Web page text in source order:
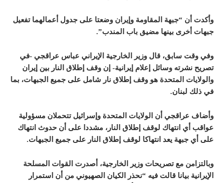
وأكدت أن “جبهة المقاومة وإيران وضعتا على جدول أعمالهما تفعيل
جبهات أخرى بينها مضيق باب المندب”.
وفي وقت سابق، قال وزير الخارجية الإيراني عباس عراقجي -في
تصريح نشرته وسائل إعلام إيرانية- إن وقف إطلاق النار بين إيران
والولايات المتحدة هو وقف إطلاق نار شامل على جميع الجبهات، بما
في ذلك لبنان.
وأضاف عراقجي أن الولايات المتحدة وإسرائيل تتحملان مسؤولية
عواقب أي انتهاك لوقف إطلاق النار، مشددا على أن حدوث انتهاك
على أي جبهة يعد انتهاكا لوقف إطلاق النار على جميع الجبهات.
وبالتزامن مع تصريحات وزير الخارجية، أصدرت القوات المسلحة
الإيرانية بيانا قالت فيه “نحذر الكيان الصهيوني من أن استمرار